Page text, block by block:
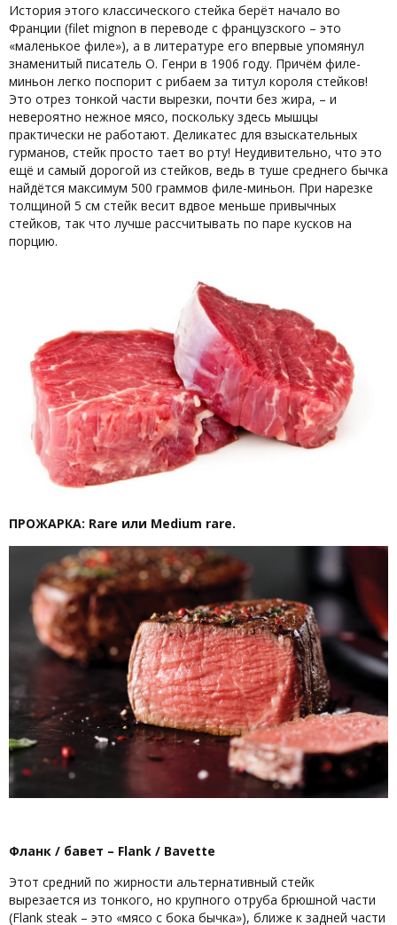
История этого классического стейка берёт начало во
Франции (filet mignon в переводе с французского – это
«маленькое филе»), а в литературе его впервые упомянул
знаменитый писатель О. Генри в 1906 году. Причём филе-
миньон легко поспорит с рибаем за титул короля стейков!
Это отрез тонкой части вырезки, почти без жира, – и
невероятно нежное мясо, поскольку здесь мышцы
практически не работают. Деликатес для взыскательных
гурманов, стейк просто тает во рту! Неудивительно, что это
ещё и самый дорогой из стейков, ведь в туше среднего бычка
найдётся максимум 500 граммов филе-миньон. При нарезке
толщиной 5 см стейк весит вдвое меньше привычных
стейков, так что лучше рассчитывать по паре кусков на
порцию.
ПРОЖАРКА: Rare или Medium rare.
Фланк / бавет – Flank / Bavette
Этот средний по жирности альтернативный стейк
вырезается из тонкого, но крупного отруба брюшной части
(Flank steak – это «мясо с бока бычка»), ближе к задней части